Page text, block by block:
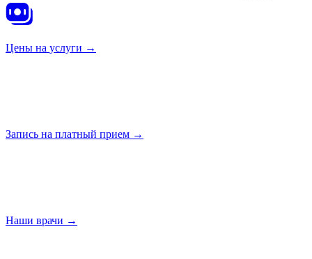
Цены на услуги →
Запись на платный прием →
Наши врачи →